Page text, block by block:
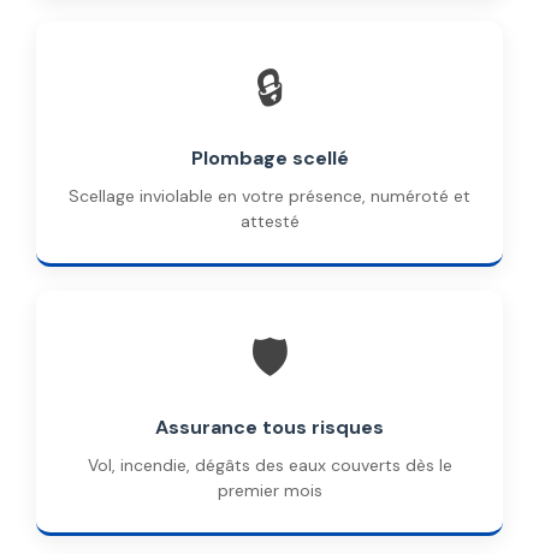
🔒
Plombage scellé
Scellage inviolable en votre présence, numéroté et
attesté
🛡️
Assurance tous risques
Vol, incendie, dégâts des eaux couverts dès le
premier mois